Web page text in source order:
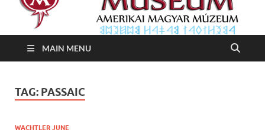
MAIN MENU
TAG: PASSAIC
WACHTLER JUNE